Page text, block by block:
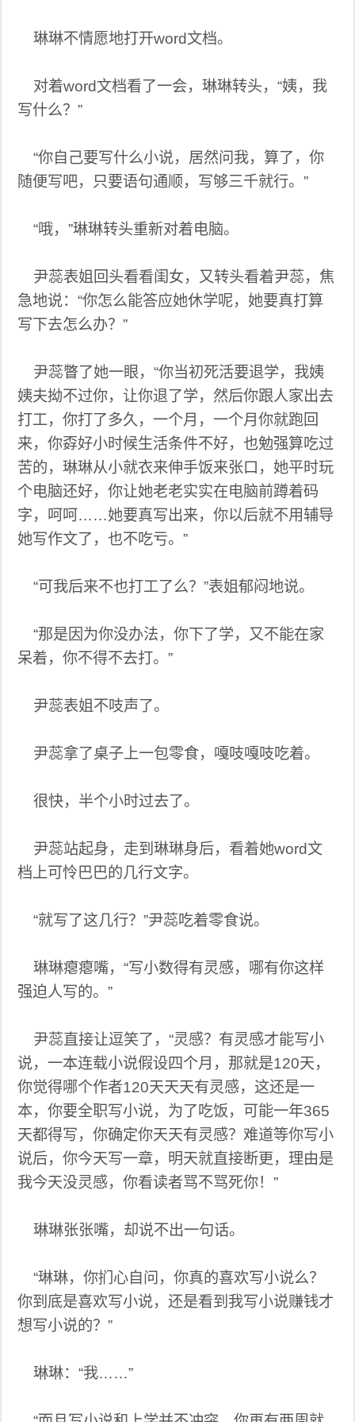
琳琳不情愿地打开word文档。
对着word文档看了一会，琳琳转头，“姨，我
写什么？”
“你自己要写什么小说，居然问我，算了，你
随便写吧，只要语句通顺，写够三千就行。”
“哦，”琳琳转头重新对着电脑。
尹蕊表姐回头看看闺女，又转头看着尹蕊，焦
急地说：“你怎么能答应她休学呢，她要真打算
写下去怎么办？”
尹蕊瞥了她一眼，“你当初死活要退学，我姨
姨夫拗不过你，让你退了学，然后你跟人家出去
打工，你打了多久，一个月，一个月你就跑回
来，你孬好小时候生活条件不好，也勉强算吃过
苦的，琳琳从小就衣来伸手饭来张口，她平时玩
个电脑还好，你让她老老实实在电脑前蹲着码
字，呵呵……她要真写出来，你以后就不用辅导
她写作文了，也不吃亏。”
“可我后来不也打工了么？”表姐郁闷地说。
“那是因为你没办法，你下了学，又不能在家
呆着，你不得不去打。”
尹蕊表姐不吱声了。
尹蕊拿了桌子上一包零食，嘎吱嘎吱吃着。
很快，半个小时过去了。
尹蕊站起身，走到琳琳身后，看着她word文
档上可怜巴巴的几行文字。
“就写了这几行？”尹蕊吃着零食说。
琳琳瘪瘪嘴，“写小数得有灵感，哪有你这样
强迫人写的。”
尹蕊直接让逗笑了，“灵感？有灵感才能写小
说，一本连载小说假设四个月，那就是120天，
你觉得哪个作者120天天天有灵感，这还是一
本，你要全职写小说，为了吃饭，可能一年365
天都得写，你确定你天天有灵感？难道等你写小
说后，你今天写一章，明天就直接断更，理由是
我今天没灵感，你看读者骂不骂死你！”
琳琳张张嘴，却说不出一句话。
“琳琳，你扪心自问，你真的喜欢写小说么？
你到底是喜欢写小说，还是看到我写小说赚钱才
想写小说的？”
琳琳：“我……”